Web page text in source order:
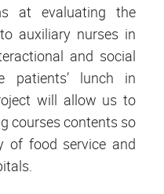
at evaluating the
auxiliary nurses in
and social
patients’ lunch in
will allow us to
courses contents so
of food service and